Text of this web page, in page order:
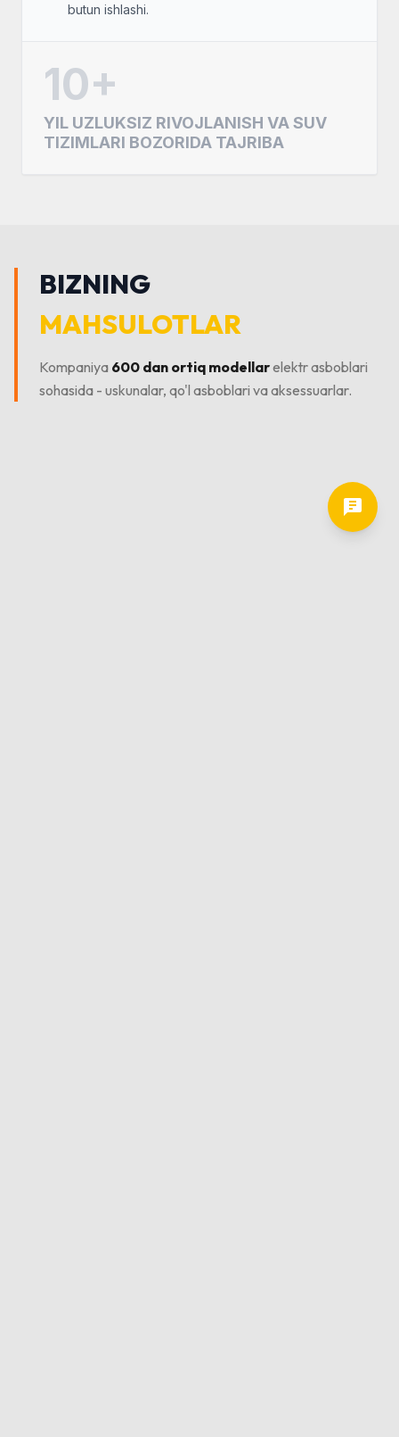
butun ishlashi.
10+
YIL UZLUKSIZ RIVOJLANISH VA SUV
TIZIMLARI BOZORIDA TAJRIBA
BIZNING
MAHSULOTLAR
Kompaniya 600 dan ortiq modellarelektr asboblari
sohasida - uskunalar, qo'l asboblari va aksessuarlar.